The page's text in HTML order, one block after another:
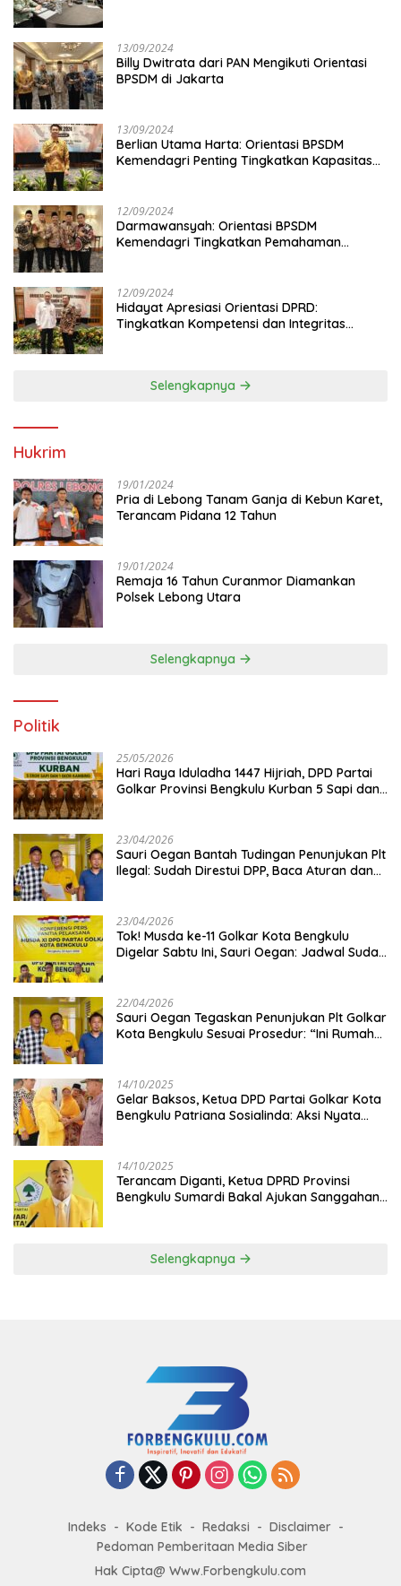
13/09/2024
Billy Dwitrata dari PAN Mengikuti Orientasi
BPSDM di Jakarta
13/09/2024
Berlian Utama Harta: Orientasi BPSDM
Kemendagri Penting Tingkatkan Kapasitas
12/09/2024
Darmawansyah: Orientasi BPSDM
Kemendagri Tingkatkan Pemahaman
12/09/2024
Hidayat Apresiasi Orientasi DPRD:
Tingkatkan Kompetensi dan Integritas
Selengkapnya
Hukrim
19/01/2024
Pria di Lebong Tanam Ganja di Kebun Karet,
Terancam Pidana 12 Tahun
19/01/2024
Remaja 16 Tahun Curanmor Diamankan
Polsek Lebong Utara
Selengkapnya
Politik
25/05/2026
Hari Raya Iduladha 1447 Hijriah, DPD Partai
Golkar Provinsi Bengkulu Kurban 5 Sapi dan 1
23/04/2026
Sauri Oegan Bantah Tudingan Penunjukan Plt
Ilegal: Sudah Direstui DPP, Baca Aturan dan
23/04/2026
‎Tok! Musda ke-11 Golkar Kota Bengkulu
Digelar Sabtu Ini, Sauri Oegan: Jadwal Sudah
22/04/2026
Sauri Oegan Tegaskan Penunjukan Plt Golkar
Kota Bengkulu Sesuai Prosedur: “Ini Rumah
14/10/2025
‎Gelar Baksos, Ketua DPD Partai Golkar Kota
Bengkulu Patriana Sosialinda: Aksi Nyata
14/10/2025
Terancam Diganti, Ketua DPRD Provinsi
Bengkulu Sumardi Bakal Ajukan Sanggahan
Selengkapnya
Indeks Kode Etik Redaksi
Disclaimer
Pedoman Pemberitaan Media Siber
Hak Cipta@ Www.Forbengkulu.com